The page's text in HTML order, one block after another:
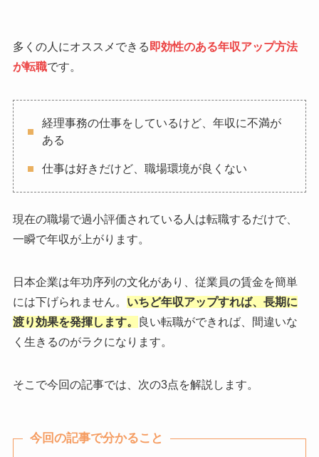
多くの人にオススメできる 即効性のある年収アップ方法
が転職です。
経理事務の仕事をしているけど、年収に不満が
ある
仕事は好きだけど、職場環境が良くない
現在の職場で過小評価されている人は転職するだけで、
一瞬で年収が上がります。
日本企業は年功序列の文化があり、従業員の賃金を簡単
には下げられません。 いちど年収アップすれば、長期に
渡り効果を発揮します。
良い転職ができれば、間違いな
く生きるのがラクになります。
そこで今回の記事では、次の3点を解説します。
今回の記事で分かること